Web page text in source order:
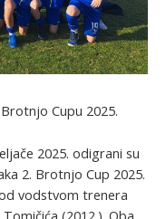
Cupu 2025.
2025. odigrani su
2. Brotnjo Cup 2025.
vodstvom trenera
(2012.). Oba